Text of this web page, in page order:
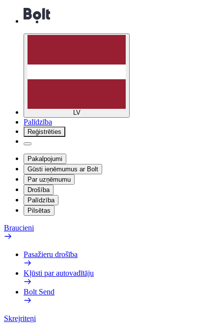
LV
Palīdzība
Reģistrēties
Pakalpojumi
Gūsti ieņēmumus ar Bolt
Par uzņēmumu
Drošība
Palīdzība
Pilsētas
Braucieni
Pasažieru drošība
Kļūsti par autovadītāju
Bolt Send
Skrejriteņi